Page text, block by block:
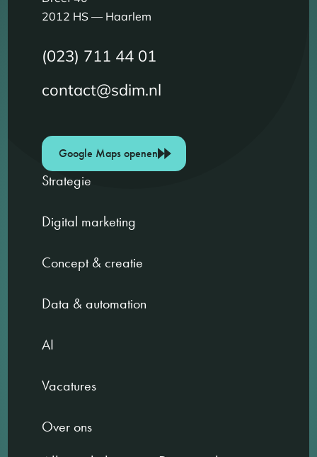
2012 HS — Haarlem
(023) 711 44 01
contact@sdim.nl
Google Maps openen
Strategie
Digital marketing
Concept & creatie
Data & automation
AI
Vacatures
Over ons